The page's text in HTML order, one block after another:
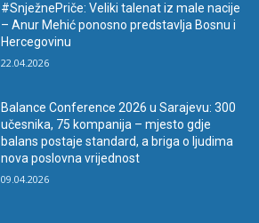
#SnježnePriče: Veliki talenat iz male nacije
– Anur Mehić ponosno predstavlja Bosnu i
Hercegovinu
22.04.2026
Balance Conference 2026 u Sarajevu: 300
učesnika, 75 kompanija – mjesto gdje
balans postaje standard, a briga o ljudima
nova poslovna vrijednost
09.04.2026